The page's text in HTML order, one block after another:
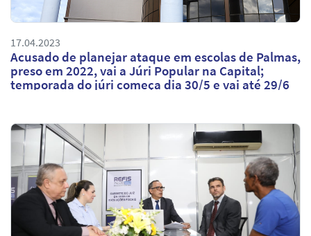
17.04.2023
Acusado de planejar ataque em escolas de Palmas,
preso em 2022, vai a Júri Popular na Capital;
temporada do júri começa dia 30/5 e vai até 29/6